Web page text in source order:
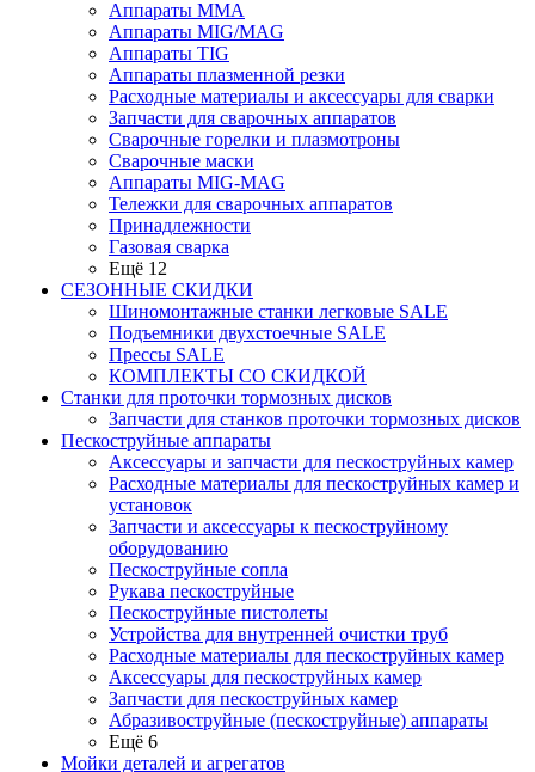
Аппараты MMA
Аппараты MIG/MAG
Аппараты TIG
Аппараты плазменной резки
Расходные материалы и аксессуары для сварки
Запчасти для сварочных аппаратов
Сварочные горелки и плазмотроны
Сварочные маски
Аппараты MIG-MAG
Тележки для сварочных аппаратов
Принадлежности
Газовая сварка
Ещё 12
СЕЗОННЫЕ СКИДКИ
Шиномонтажные станки легковые SALE
Подъемники двухстоечные SALE
Прессы SALE
КОМПЛЕКТЫ СО СКИДКОЙ
Станки для проточки тормозных дисков
Запчасти для станков проточки тормозных дисков
Пескоструйные аппараты
Аксессуары и запчасти для пескоструйных камер
Расходные материалы для пескоструйных камер и
установок
Запчасти и аксессуары к пескоструйному
оборудованию
Пескоструйные сопла
Рукава пескоструйные
Пескоструйные пистолеты
Устройства для внутренней очистки труб
Расходные материалы для пескоструйных камер
Аксессуары для пескоструйных камер
Запчасти для пескоструйных камер
Абразивоструйные (пескоструйные) аппараты
Ещё 6
Мойки деталей и агрегатов